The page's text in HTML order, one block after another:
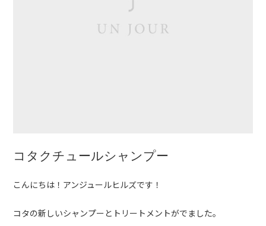
コタクチュールシャンプー
こんにちは！アンジュールヒルズです！
コタの新しいシャンプーとトリートメントがでました。